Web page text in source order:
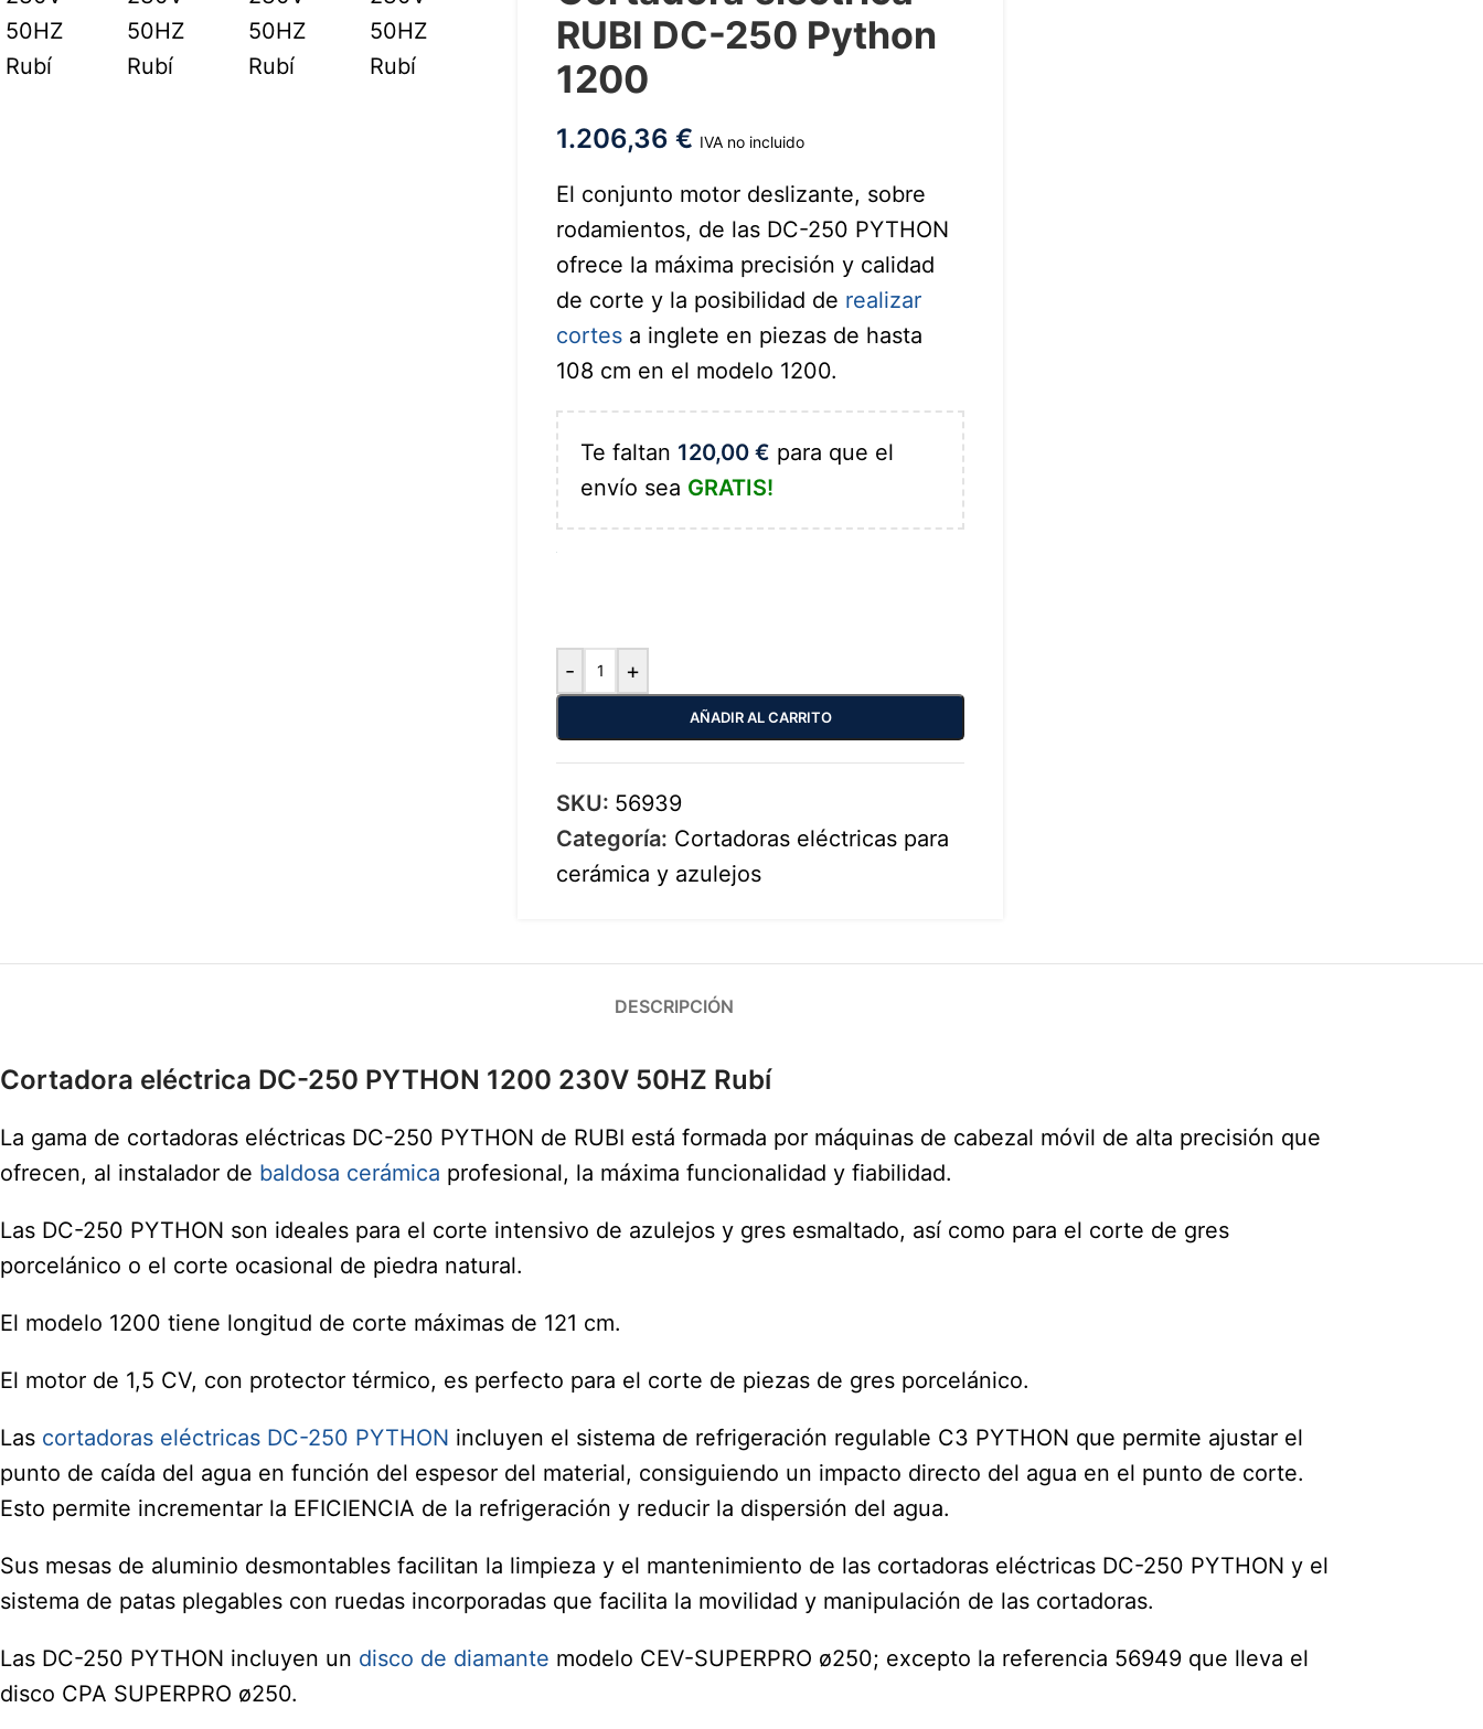
RUBI DC-250 Python
1200
1.206,36€ IVA no incluido
El conjunto motor deslizante, sobre
rodamientos, de las DC-250 PYTHON
ofrece la máxima precisión y calidad
de corte y la posibilidad de realizar
cortes a inglete en piezas de hasta
108 cm en el modelo 1200.
Te faltan 120,00€ para que el
envío sea GRATIS!
- +
AÑADIR AL CARRITO
SKU: 56939
Categoría: Cortadoras eléctricas para
cerámica y azulejos
DESCRIPCIÓN
Cortadora eléctrica DC-250 PYTHON 1200 230V 50HZ Rubí
La gama de cortadoras eléctricas DC-250 PYTHON de RUBI está formada por máquinas de cabezal móvil de alta precisión que
ofrecen, al instalador de baldosa cerámica profesional, la máxima funcionalidad y fiabilidad.
Las DC-250 PYTHON son ideales para el corte intensivo de azulejos y gres esmaltado, así como para el corte de gres
porcelánico o el corte ocasional de piedra natural.
El modelo 1200 tiene longitud de corte máximas de 121 cm.
El motor de 1,5 CV, con protector térmico, es perfecto para el corte de piezas de gres porcelánico.
Las cortadoras eléctricas DC-250 PYTHON incluyen el sistema de refrigeración regulable C3 PYTHON que permite ajustar el
punto de caída del agua en función del espesor del material, consiguiendo un impacto directo del agua en el punto de corte.
Esto permite incrementar la EFICIENCIA de la refrigeración y reducir la dispersión del agua.
Sus mesas de aluminio desmontables facilitan la limpieza y el mantenimiento de las cortadoras eléctricas DC-250 PYTHON y el
sistema de patas plegables con ruedas incorporadas que facilita la movilidad y manipulación de las cortadoras.
Las DC-250 PYTHON incluyen un disco de diamante modelo CEV-SUPERPRO ø250; excepto la referencia 56949 que lleva el
disco CPA SUPERPRO ø250.